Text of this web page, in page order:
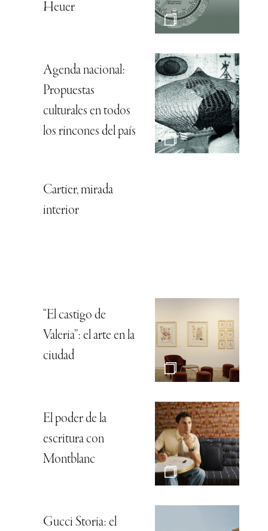
Heuer
Agenda nacional:
Propuestas
culturales en todos
los rincones del país
Cartier, mirada
interior
“El castigo de
Valeria”: el arte en la
ciudad
El poder de la
escritura con
Montblanc
Gucci Storia: el